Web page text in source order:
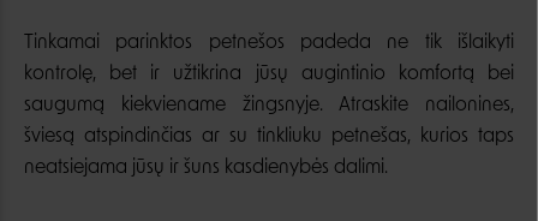
Tinkamai parinktos petnešos padeda ne tik išlaikyti
kontrolę, bet ir užtikrina jūsų augintinio komfortą bei
saugumą kiekviename žingsnyje. Atraskite nailonines,
šviesą atspindinčias ar su tinkliuku petnešas, kurios taps
neatsiejama jūsų ir šuns kasdienybės dalimi.